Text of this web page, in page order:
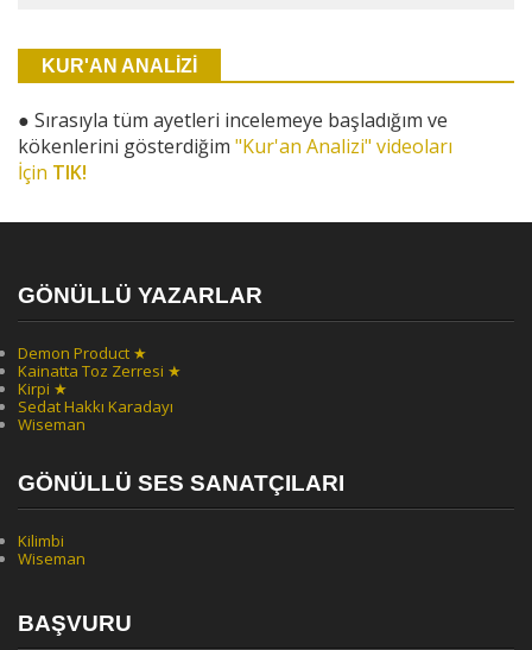
KUR'AN ANALİZİ
● Sırasıyla tüm ayetleri incelemeye başladığım ve
kökenlerini gösterdiğim "Kur'an Analizi" videoları
İçin TIK!
GÖNÜLLÜ YAZARLAR
Demon Product ★
Kainatta Toz Zerresi ★
Kirpi ★
Sedat Hakkı Karadayı
Wiseman
GÖNÜLLÜ SES SANATÇILARI
Kilimbi
Wiseman
BAŞVURU